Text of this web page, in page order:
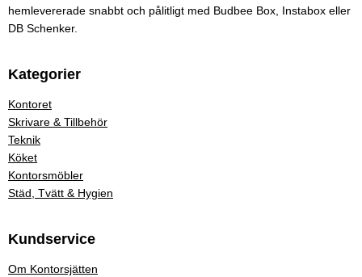
hemlevererade snabbt och pålitligt med Budbee Box, Instabox eller
DB Schenker.
Kategorier
Kontoret
Skrivare & Tillbehör
Teknik
Köket
Kontorsmöbler
Städ, Tvätt & Hygien
Kundservice
Om Kontorsjätten